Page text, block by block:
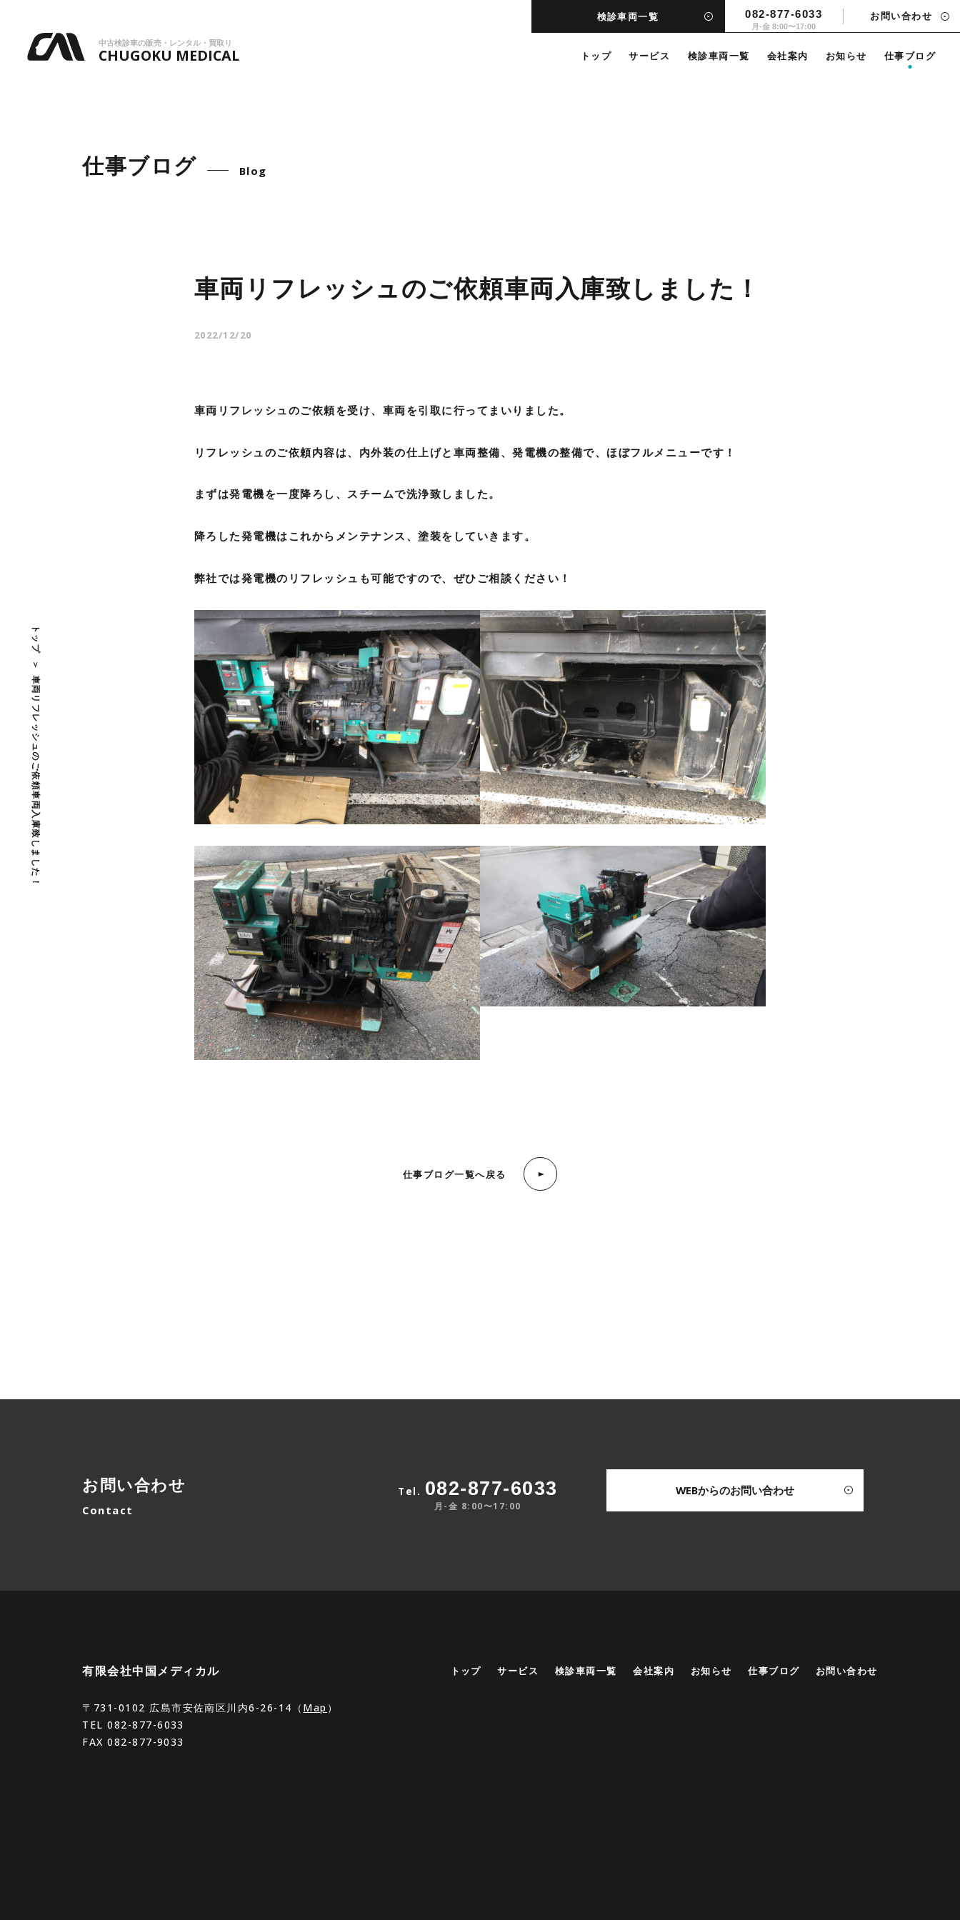
中古検診車の販売・レンタル・買取り
CHUGOKU MEDICAL
検診車両一覧 082-877-6033
月-金 8:00〜17:00
お問い合わせ
トップ サービス 検診車両一覧 会社案内 お知らせ 仕事ブログ
トップ
車両リフレッシュのご依頼車両入庫致しました！
仕事ブログ Blog
車両リフレッシュのご依頼車両入庫致しました！
2022/12/20
車両リフレッシュのご依頼を受け、車両を引取に行ってまいりました。
リフレッシュのご依頼内容は、内外装の仕上げと車両整備、発電機の整備で、ほぼフルメニューです！
まずは発電機を一度降ろし、スチームで洗浄致しました。
降ろした発電機はこれからメンテナンス、塗装をしていきます。
弊社では発電機のリフレッシュも可能ですので、ぜひご相談ください！
仕事ブログ一覧へ戻る
お問い合わせ
Contact
Tel. 082-877-6033
月-金 8:00〜17:00
WEBからのお問い合わせ
有限会社中国メディカル
〒731-0102 広島市安佐南区川内6-26-14（ Map ）
TEL082-877-6033
FAX 082-877-9033
トップ サービス 検診車両一覧 会社案内 お知らせ 仕事ブログ お問い合わせ